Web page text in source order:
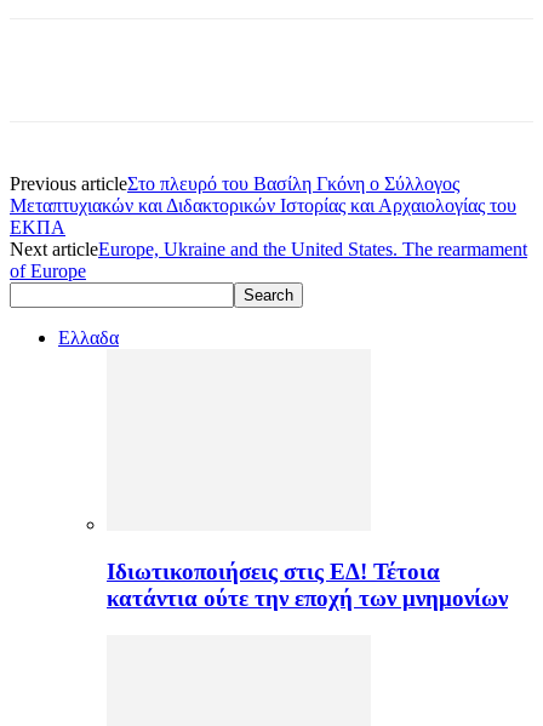
Previous articleΣτο πλευρό του Βασίλη Γκόνη ο Σύλλογος
Μεταπτυχιακών και Διδακτορικών Ιστορίας και Αρχαιολογίας του
ΕΚΠΑ
Next articleEurope, Ukraine and the United States. The rearmament
of Europe
Ελλαδα
Ιδιωτικοποιήσεις στις ΕΔ! Τέτοια
κατάντια ούτε την εποχή των μνημονίων